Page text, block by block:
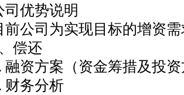
优势说明
司为实现目标的增资需
偿还
方案（资金筹措及投资
务分析